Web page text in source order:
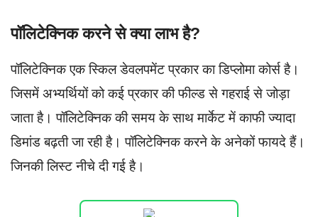
पॉलिटेक्निक करने से क्या लाभ है?
पॉलिटेक्निक एक स्किल डेवलपमेंट प्रकार का डिप्लोमा कोर्स है।
जिसमें अभ्यर्थियों को कई प्रकार की फील्ड से गहराई से जोड़ा
जाता है। पॉलिटेक्निक की समय के साथ मार्केट में काफी ज्यादा
डिमांड बढ़ती जा रही है। पॉलिटेक्निक करने के अनेकों फायदे हैं।
जिनकी लिस्ट नीचे दी गई है।